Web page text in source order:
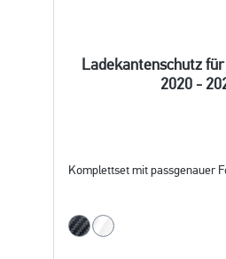
Ladekantenschutz für
2020 -
Komplettset mit passgenauer